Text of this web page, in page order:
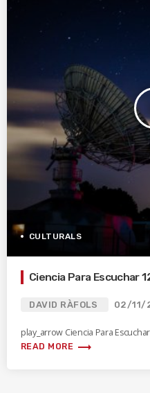
CULTURALS
Ciencia Para Escuchar
DAVID RÀFOLS 02/11/
play_arrow Ciencia Para
READ MORE trending_flat